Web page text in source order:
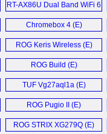
RT-AX86U Dual Band WiFi 6
Gaming Router (E)
Chromebox 4 (E)
ROG Keris Wireless (E)
ROG Build (E)
TUF Vg27aql1a (E)
ROG Pugio II (E)
ROG STRIX XG279Q (E)